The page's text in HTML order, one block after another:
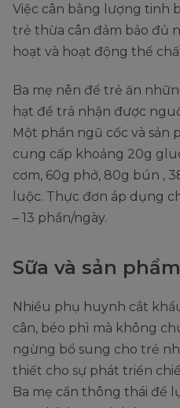
Việc cân bằng lượng tinh
trẻ thừa cân đảm bảo đủ
hoạt và hoạt động thể
Ba mẹ nên để trẻ ăn
hạt để trả nhận được
Một phần ngũ cốc và sản
cung cấp khoảng 20g
cơm, 60g phở, 80g bún ,
luộc. Thực đơn áp dụng
– 13 phần/ngày.
Sữa và sản
Nhiều phụ huynh cắt
cân, béo phì mà không
ngừng bổ sung cho trẻ
thiết cho sự phát triển
Ba mẹ cần thông thái để